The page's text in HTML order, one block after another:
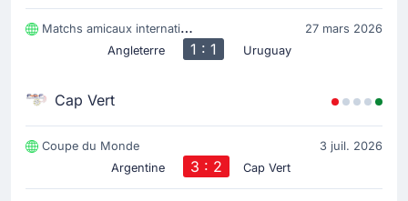
Matchs amicaux internationaux
27 mars 2026
Angleterre
1 : 1 Uruguay
Cap Vert
Coupe du Monde
3 juil. 2026
Argentine
3 : 2 Cap Vert